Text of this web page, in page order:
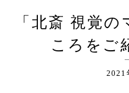
「北斎 視覚
ころをご
2021